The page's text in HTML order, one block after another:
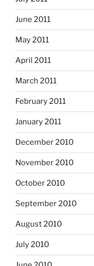
June 2011
May 2011
April 2011
March 2011
February 2011
January 2011
December 2010
November 2010
October 2010
September 2010
August 2010
July 2010